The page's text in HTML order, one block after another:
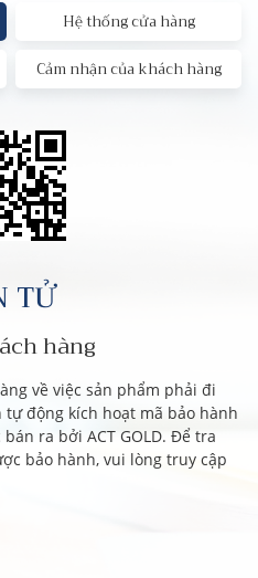
Hệ thống cửa hàng
Cảm nhận của khách hàng
TỬ
hàng
về việc sản phẩm phải đi
động kích hoạt mã bảo hành
ra bởi ACT GOLD. Để tra
bảo hành, vui lòng truy cập